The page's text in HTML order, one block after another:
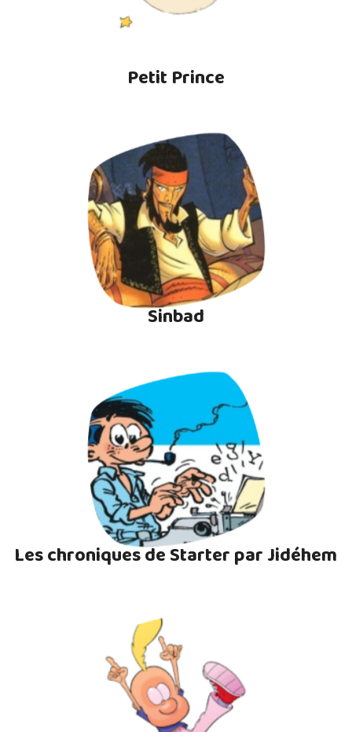
Petit Prince
Sinbad
Les chroniques de Starter par Jidéhem